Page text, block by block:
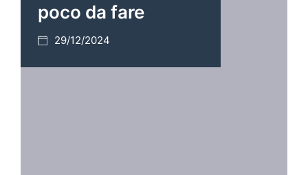
poco da fare
29/12/2024